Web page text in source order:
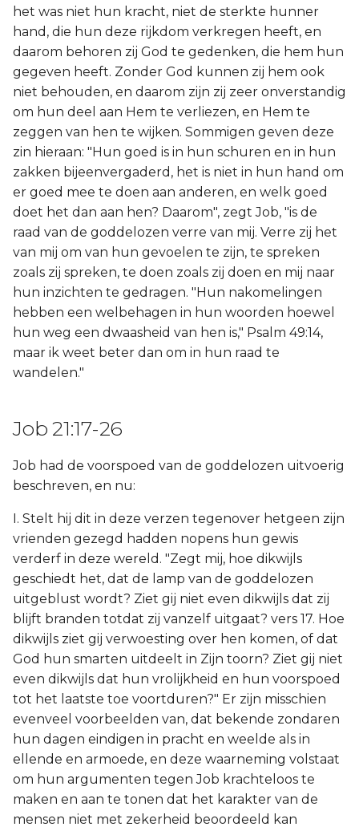
het was niet hun kracht, niet de sterkte hunner
hand, die hun deze rijkdom verkregen heeft, en
daarom behoren zij God te gedenken, die hem hun
gegeven heeft. Zonder God kunnen zij hem ook
niet behouden, en daarom zijn zij zeer onverstandig
om hun deel aan Hem te verliezen, en Hem te
zeggen van hen te wijken. Sommigen geven deze
zin hieraan: "Hun goed is in hun schuren en in hun
zakken bijeenvergaderd, het is niet in hun hand om
er goed mee te doen aan anderen, en welk goed
doet het dan aan hen? Daarom", zegt Job, "is de
raad van de goddelozen verre van mij. Verre zij het
van mij om van hun gevoelen te zijn, te spreken
zoals zij spreken, te doen zoals zij doen en mij naar
hun inzichten te gedragen. "Hun nakomelingen
hebben een welbehagen in hun woorden hoewel
hun weg een dwaasheid van hen is," Psalm 49:14,
maar ik weet beter dan om in hun raad te
wandelen."
Job 21:17-26
Job had de voorspoed van de goddelozen uitvoerig
beschreven, en nu:
I. Stelt hij dit in deze verzen tegenover hetgeen zijn
vrienden gezegd hadden nopens hun gewis
verderf in deze wereld. "Zegt mij, hoe dikwijls
geschiedt het, dat de lamp van de goddelozen
uitgeblust wordt? Ziet gij niet even dikwijls dat zij
blijft branden totdat zij vanzelf uitgaat? vers 17. Hoe
dikwijls ziet gij verwoesting over hen komen, of dat
God hun smarten uitdeelt in Zijn toorn? Ziet gij niet
even dikwijls dat hun vrolijkheid en hun voorspoed
tot het laatste toe voortduren?" Er zijn misschien
evenveel voorbeelden van, dat bekende zondaren
hun dagen eindigen in pracht en weelde als in
ellende en armoede, en deze waarneming volstaat
om hun argumenten tegen Job krachteloos te
maken en aan te tonen dat het karakter van de
mensen niet met zekerheid beoordeeld kan